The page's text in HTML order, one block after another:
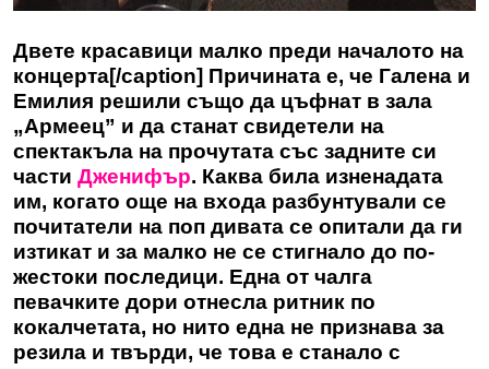
Двете красавици малко преди началото на
концерта[/caption] Причината е, че Галена и
Емилия решили също да цъфнат в зала
„Армеец” и да станат свидетели на
спектакъла на прочутата със задните си
части Дженифър. Каква била изненадата
им, когато още на входа разбунтували се
почитатели на поп дивата се опитали да ги
изтикат и за малко не се стигнало до по-
жестоки последици. Една от чалга
певачките дори отнесла ритник по
кокалчетата, но нито една не признава за
резила и твърди, че това е станало с